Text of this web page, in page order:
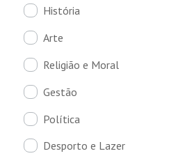
História
Arte
Religião e Moral
Gestão
Política
Desporto e Lazer